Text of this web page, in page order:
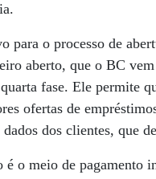
para o processo de
aberto, que o BC
fase. Ele permite
ofertas de
dados dos clientes, que
é o meio de pagamento